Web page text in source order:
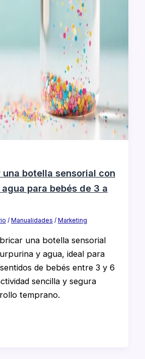
una botella sensorial con
para bebés de 3 a
/ Manualidades / Marketing
una botella sensorial
y agua, ideal para
de bebés entre 3 y 6
sencilla y segura
temprano.